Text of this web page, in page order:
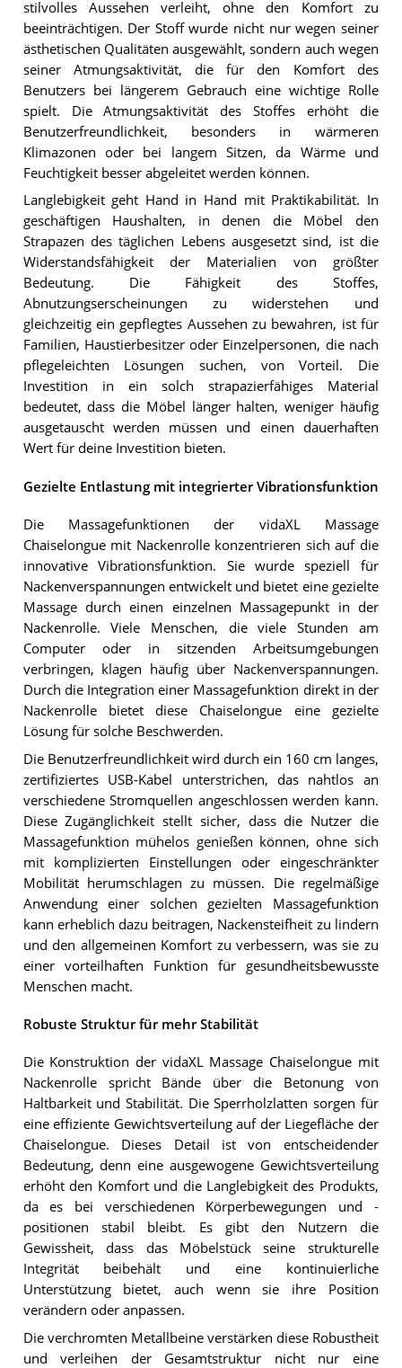
stilvolles Aussehen verleiht, ohne den Komfort zu
beeinträchtigen. Der Stoff wurde nicht nur wegen seiner
ästhetischen Qualitäten ausgewählt, sondern auch wegen
seiner Atmungsaktivität, die für den Komfort des
Benutzers bei längerem Gebrauch eine wichtige Rolle
spielt. Die Atmungsaktivität des Stoffes erhöht die
Benutzerfreundlichkeit, besonders in wärmeren
Klimazonen oder bei langem Sitzen, da Wärme und
Feuchtigkeit besser abgeleitet werden können.
Langlebigkeit geht Hand in Hand mit Praktikabilität. In
geschäftigen Haushalten, in denen die Möbel den
Strapazen des täglichen Lebens ausgesetzt sind, ist die
Widerstandsfähigkeit der Materialien von größter
Bedeutung. Die Fähigkeit des Stoffes,
Abnutzungserscheinungen zu widerstehen und
gleichzeitig ein gepflegtes Aussehen zu bewahren, ist für
Familien, Haustierbesitzer oder Einzelpersonen, die nach
pflegeleichten Lösungen suchen, von Vorteil. Die
Investition in ein solch strapazierfähiges Material
bedeutet, dass die Möbel länger halten, weniger häufig
ausgetauscht werden müssen und einen dauerhaften
Wert für deine Investition bieten.
Gezielte Entlastung mit integrierter Vibrationsfunktion
Die Massagefunktionen der vidaXL Massage
Chaiselongue mit Nackenrolle konzentrieren sich auf die
innovative Vibrationsfunktion. Sie wurde speziell für
Nackenverspannungen entwickelt und bietet eine gezielte
Massage durch einen einzelnen Massagepunkt in der
Nackenrolle. Viele Menschen, die viele Stunden am
Computer oder in sitzenden Arbeitsumgebungen
verbringen, klagen häufig über Nackenverspannungen.
Durch die Integration einer Massagefunktion direkt in der
Nackenrolle bietet diese Chaiselongue eine gezielte
Lösung für solche Beschwerden.
Die Benutzerfreundlichkeit wird durch ein 160 cm langes,
zertifiziertes USB-Kabel unterstrichen, das nahtlos an
verschiedene Stromquellen angeschlossen werden kann.
Diese Zugänglichkeit stellt sicher, dass die Nutzer die
Massagefunktion mühelos genießen können, ohne sich
mit komplizierten Einstellungen oder eingeschränkter
Mobilität herumschlagen zu müssen. Die regelmäßige
Anwendung einer solchen gezielten Massagefunktion
kann erheblich dazu beitragen, Nackensteifheit zu lindern
und den allgemeinen Komfort zu verbessern, was sie zu
einer vorteilhaften Funktion für gesundheitsbewusste
Menschen macht.
Robuste Struktur für mehr Stabilität
Die Konstruktion der vidaXL Massage Chaiselongue mit
Nackenrolle spricht Bände über die Betonung von
Haltbarkeit und Stabilität. Die Sperrholzlatten sorgen für
eine effiziente Gewichtsverteilung auf der Liegefläche der
Chaiselongue. Dieses Detail ist von entscheidender
Bedeutung, denn eine ausgewogene Gewichtsverteilung
erhöht den Komfort und die Langlebigkeit des Produkts,
da es bei verschiedenen Körperbewegungen und -
positionen stabil bleibt. Es gibt den Nutzern die
Gewissheit, dass das Möbelstück seine strukturelle
Integrität beibehält und eine kontinuierliche
Unterstützung bietet, auch wenn sie ihre Position
verändern oder anpassen.
Die verchromten Metallbeine verstärken diese Robustheit
und verleihen der Gesamtstruktur nicht nur eine